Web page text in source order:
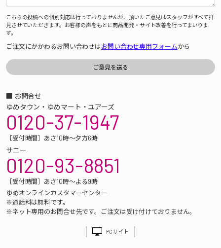
こちらの投稿への個別対応は行っておりませんが、頂いたご意見はスタッフがすべて拝
見させていただきます。お客様の声をもとに商品開発・サイト改善を行ってまいりま
す。
ご注文にかかわるお問い合わせはお問い合わせ専用フォームから
■ お問合せ
ゆめタウン・ゆめマート・ユアーズ
0120-37-1947
［受付時間］あさ10時～夕方6時
サニー
0120-93-8851
［受付時間］あさ10時～よる9時
ゆめオンラインカスタマーセンター
※通話料は無料です。
※ネット専用のお問合せ先です。ご注文は受け付けておりません。
PCサイト